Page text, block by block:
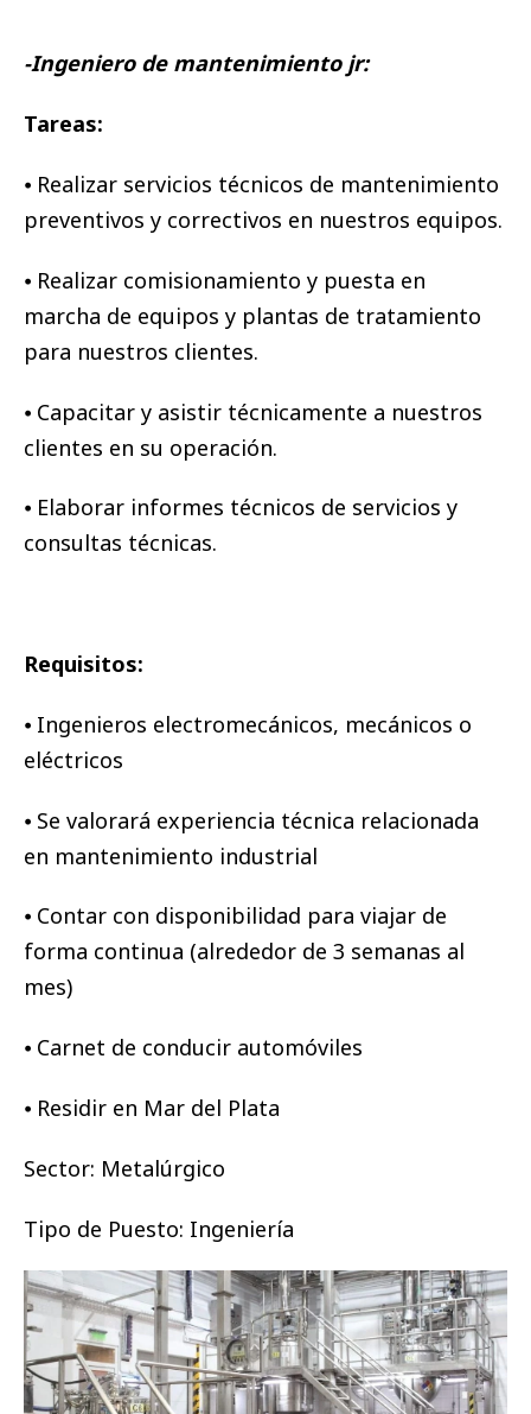
-Ingeniero de mantenimiento jr:
Tareas:
⦁ Realizar servicios técnicos de mantenimiento
preventivos y correctivos en nuestros equipos.
⦁ Realizar comisionamiento y puesta en
marcha de equipos y plantas de tratamiento
para nuestros clientes.
⦁ Capacitar y asistir técnicamente a nuestros
clientes en su operación.
⦁ Elaborar informes técnicos de servicios y
consultas técnicas.
Requisitos:
⦁ Ingenieros electromecánicos, mecánicos o
eléctricos
⦁ Se valorará experiencia técnica relacionada
en mantenimiento industrial
⦁ Contar con disponibilidad para viajar de
forma continua (alrededor de 3 semanas al
mes)
⦁ Carnet de conducir automóviles
⦁ Residir en Mar del Plata
Sector: Metalúrgico
Tipo de Puesto: Ingeniería